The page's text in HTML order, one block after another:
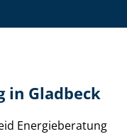
in Gladbeck
Energieberatung